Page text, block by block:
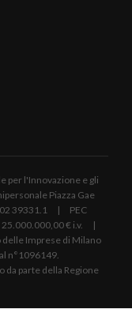
per l'Innovazione e gli
Piazza Gae
39331.1 | PEC
25.000.000,00 € i.v. |
delle Imprese di Milano
n°1096149.
da parte della Regione